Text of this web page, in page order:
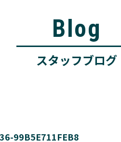
Blog
スタッフブログ
99B5E711FEB8